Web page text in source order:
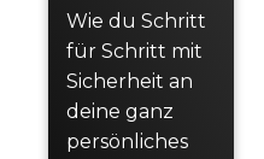
Wie du Schritt
für Schritt mit
Sicherheit an
deine ganz
persönliches